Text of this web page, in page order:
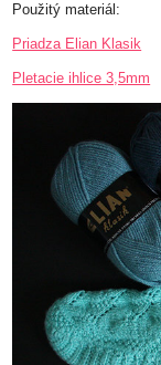
Použitý materiál:
Priadza Elian Klasik
Pletacie ihlice 3,5mm